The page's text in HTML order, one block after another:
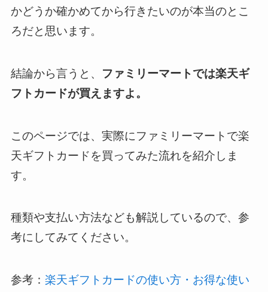
かどうか確かめてから行きたいのが本当のとこ
ろだと思います。
結論から言うと、 ファミリーマートでは楽天ギ
フトカードが買えますよ。
このページでは、実際にファミリーマートで楽
天ギフトカードを買ってみた流れを紹介しま
す。
種類や支払い方法なども解説しているので、参
考にしてみてください。
参考： 楽天ギフトカードの使い方・お得な使い